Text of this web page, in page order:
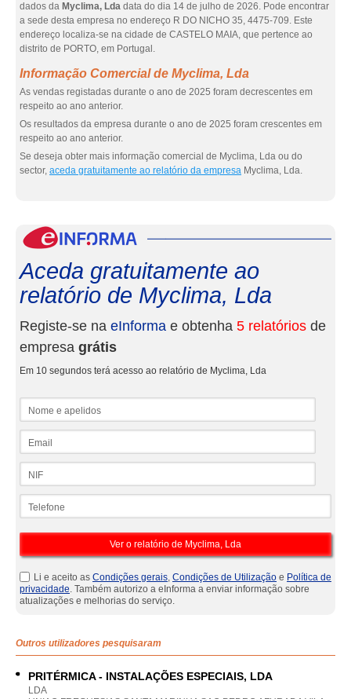
dados da Myclima, Lda data do dia 14 de julho de 2026. Pode encontrar
a sede desta empresa no endereço R DO NICHO 35, 4475-709. Este
endereço localiza-se na cidade de CASTELO MAIA, que pertence ao
distrito de PORTO, em Portugal.
Informação Comercial de Myclima, Lda
As vendas registadas durante o ano de 2025 foram decrescentes em
respeito ao ano anterior.
Os resultados da empresa durante o ano de 2025 foram crescentes em
respeito ao ano anterior.
Se deseja obter mais informação comercial de Myclima, Lda ou do
sector, aceda gratuitamente ao relatório da empresa Myclima, Lda.
Aceda gratuitamente ao
relatório de Myclima, Lda
Registe-se na eInforma e obtenha 5 relatórios de
empresa grátis
Em 10 segundos terá acesso ao relatório de Myclima, Lda
Li e aceito as Condições gerais, Condições de Utilização e Política de
privacidade. Também autorizo a eInforma a enviar informação sobre
atualizações e melhorias do serviço.
Outros utilizadores pesquisaram
PRITÉRMICA - INSTALAÇÕES ESPECIAIS, LDA
LDA